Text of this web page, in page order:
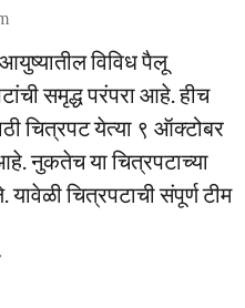
विविध पैलू
समृद्ध परंपरा आहे. हीच
चित्रपट येत्या ९ ऑक्टोबर
नुकतेच या चित्रपटाच्या
चित्रपटाची संपूर्ण टीम